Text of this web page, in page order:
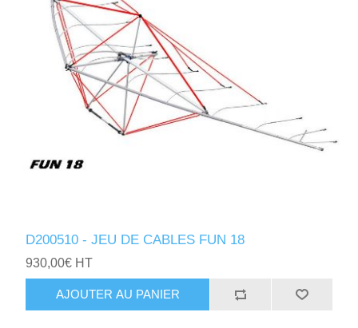
D200510 - JEU DE CABLES FUN 18
930,00€ HT
AJOUTER AU PANIER